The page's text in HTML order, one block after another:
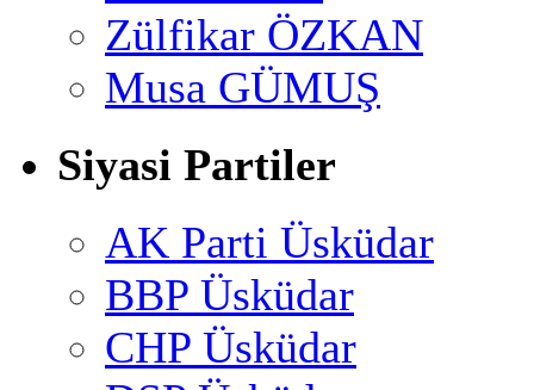
Zülfikar ÖZKAN
Musa GÜMUŞ
Siyasi Partiler
AK Parti Üsküdar
BBP Üsküdar
CHP Üsküdar